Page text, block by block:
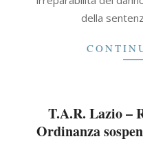
della
T.A.R. Lazio –
Ordinanza